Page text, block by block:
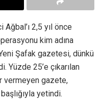
2,5 yıl önce
kim adına
Şafak gazetesi, dünkü
Yüzde 25’e çıkarılan
vermeyen gazete,
yetindi.